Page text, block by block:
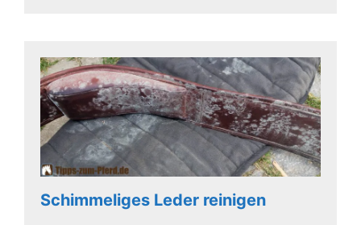
Schimmeliges Leder reinigen